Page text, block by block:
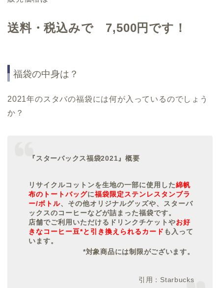
送料・税込みで 7,500円です！
福袋の中身は？
2021年のスタバの福袋には何が入っているのでしょう
か？
『スターバックス福袋2021』概要
リサイクルコットンを生地の一部に使用した綿帆
布のトートバッグに福袋限定ステンレスタンブラ
ー/ボトル、その他オリジナルグッズや、スターバ
ックスのコーヒーなどが詰まった福袋です。
店舗でご利用いただけるドリンクチケットやお好
きなコーヒー豆*と引き換えられるカード も入って
います。
*対象商品には制限がございます。
引用：Starbucks